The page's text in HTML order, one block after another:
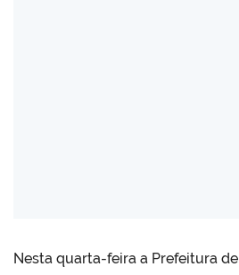
Nesta quarta-feira a Prefeitura